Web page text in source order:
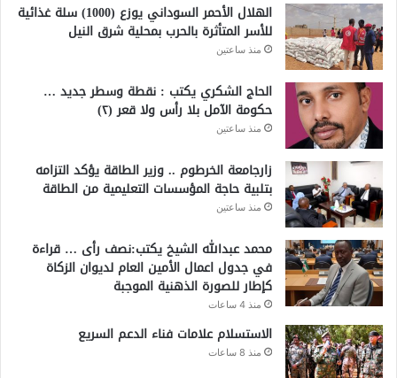
الهلال الأحمر السوداني يوزع (1000) سلة غذائية
للأسر المتأثرة بالحرب بمحلية شرق النيل
منذ ساعتين
الحاج الشكري يكتب : نقطة وسطر جديد …
حكومة الآمل بلا رأس ولا قعر (٢)
منذ ساعتين
زارجامعة الخرطوم .. وزير الطاقة يؤكد التزامه
بتلبية حاجة المؤسسات التعليمية من الطاقة
منذ ساعتين
محمد عبدالله الشيخ يكتب:نصف رأى … قراءة
في جدول اعمال الأمين العام لديوان الزكاة
كإطار للصورة الذهنية الموجبة
منذ 4 ساعات
الاستسلام علامات فناء الدعم السريع
منذ 8 ساعات